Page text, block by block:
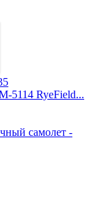
5114 RyeField...